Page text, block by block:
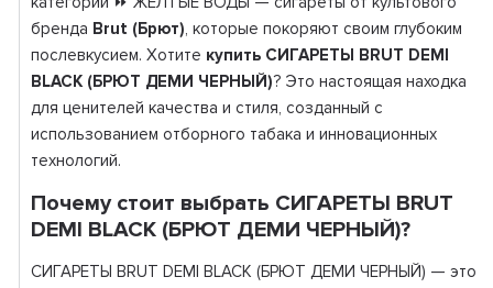
бренда Brut (Брют), которые покоряют своим глубоким
послевкусием. Хотите купить СИГАРЕТЫ BRUT DEMI
BLACK (БРЮТ ДЕМИ ЧЕРНЫЙ)? Это настоящая находка
для ценителей качества и стиля, созданный с
использованием отборного табака и инновационных
технологий.
Почему стоит выбрать СИГАРЕТЫ BRUT
DEMI BLACK (БРЮТ ДЕМИ ЧЕРНЫЙ)?
СИГАРЕТЫ BRUT DEMI BLACK (БРЮТ ДЕМИ ЧЕРНЫЙ) — это